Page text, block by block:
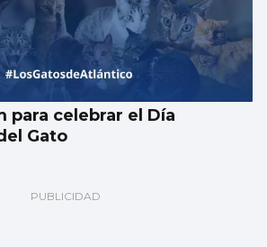
para celebrar el Día
Gato